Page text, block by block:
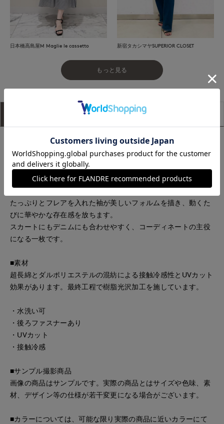
日本橋高島屋M Maglie le cassetto 新宿タカシマヤSUPERIOR CLOSET
もっと見る
サイズ詳細
涼しげなクルーネックが魅力のフレア袖ブラウス。
ホワイトは衿ぐりとフリル袖口に細いブラックのパイピングを
施し、きりっと上品な印象に。
レッドは同色パイピングで、すっきりと洗練された仕上がりで
す。夏に嬉しい、ハリ感のあるUVカット素材を使用。
たっぷりとフレアを入れた袖が美しいフォルムを描き、動くた
びに華やかな存在感を放ちます。
スカートにもデニムにも合わせやすく、コーディネートの主役
になる一枚です。
■素材
超長綿とダルポリエステルの混紡による接触冷感性とUVカット
効果があります。最終工程で樹脂光沢加工を施しています。
・水洗い可
・後ろファスナーあり
・UVカット
・接触冷感
■サンプル撮影商品
画像の商品はサンプルです。実際の商品とはサイズや色味、素
材、デザイン等の仕様が若干変更になる場合がございます。
■カラーについては、可能な限り実際の商品に近いカラーにて